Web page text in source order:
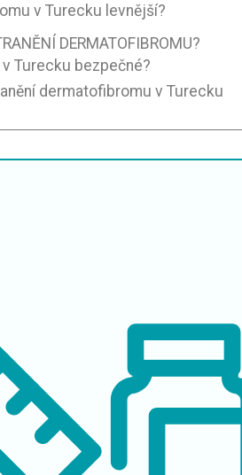
v Turecku levnější?
DERMATOFIBROMU?
Turecku bezpečné?
dermatofibromu v Turecku